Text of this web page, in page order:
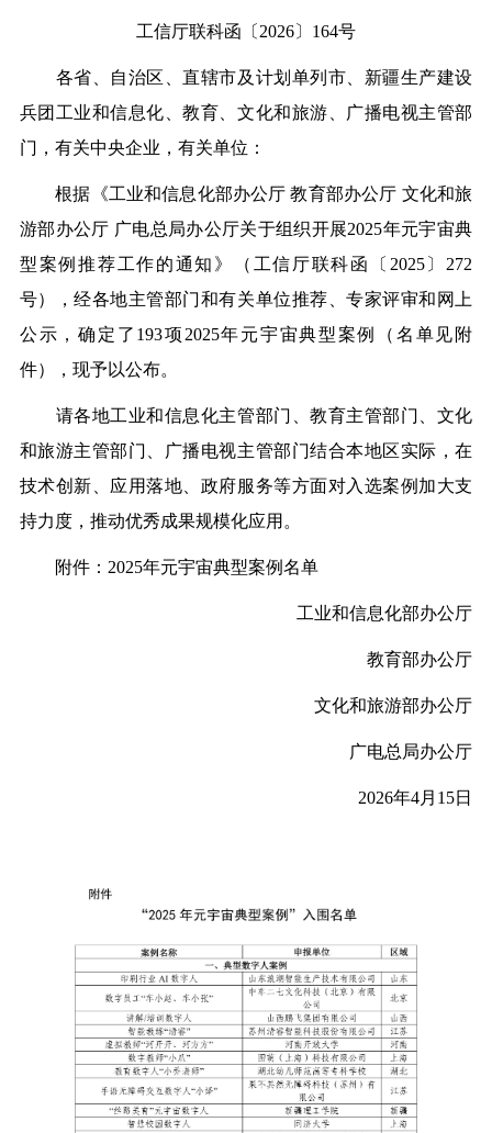
工信厅联科函〔2026〕164号
各省、自治区、直辖市及计划单列市、新疆生产建设
兵团工业和信息化、教育、文化和旅游、广播电视主管部
门，有关中央企业，有关单位：
根据《工业和信息化部办公厅 教育部办公厅 文化和旅
游部办公厅 广电总局办公厅关于组织开展2025年元宇宙典
型案例推荐工作的通知》（工信厅联科函〔2025〕272
号），经各地主管部门和有关单位推荐、专家评审和网上
公示，确定了193项2025年元宇宙典型案例（名单见附
件），现予以公布。
请各地工业和信息化主管部门、教育主管部门、文化
和旅游主管部门、广播电视主管部门结合本地区实际，在
技术创新、应用落地、政府服务等方面对入选案例加大支
持力度，推动优秀成果规模化应用。
附件：2025年元宇宙典型案例名单
工业和信息化部办公厅
教育部办公厅
文化和旅游部办公厅
广电总局办公厅
2026年4月15日